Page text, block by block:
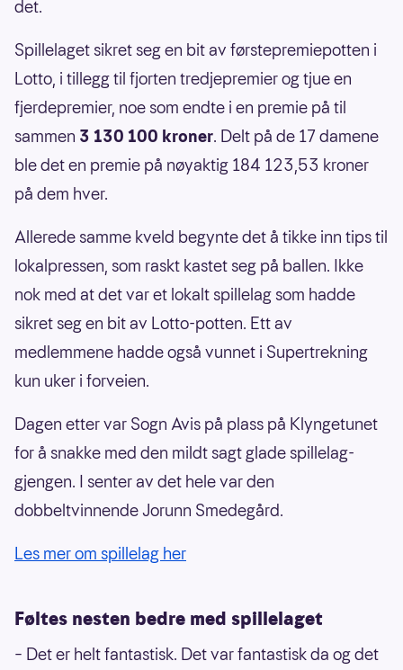
det.
Spillelaget sikret seg en bit av førstepremiepotten i
Lotto, i tillegg til fjorten tredjepremier og tjue en
fjerdepremier, noe som endte i en premie på til
sammen 3 130 100 kroner. Delt på de 17 damene
ble det en premie på nøyaktig 184 123,53 kroner
på dem hver.
Allerede samme kveld begynte det å tikke inn tips til
lokalpressen, som raskt kastet seg på ballen. Ikke
nok med at det var et lokalt spillelag som hadde
sikret seg en bit av Lotto-potten. Ett av
medlemmene hadde også vunnet i Supertrekning
kun uker i forveien.
Dagen etter var Sogn Avis på plass på Klyngetunet
for å snakke med den mildt sagt glade spillelag-
gjengen. I senter av det hele var den
dobbeltvinnende Jorunn Smedegård.
Les mer om spillelag her
Føltes nesten bedre med spillelaget
– Det er helt fantastisk. Det var fantastisk da og det